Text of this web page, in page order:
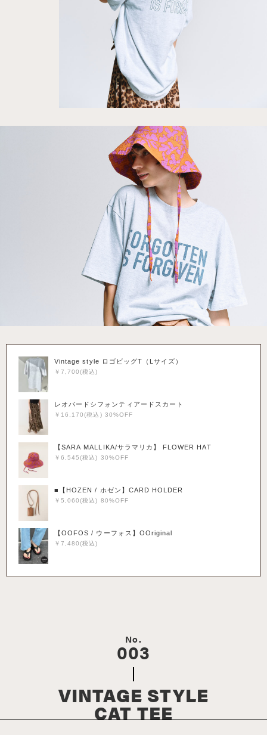
Vintage style ロゴビッグT（Lサイズ）
￥7,700(税込)
レオパードシフォンティアードスカート
￥16,170(税込) 30%OFF
【SARA MALLIKA/サラマリカ】 FLOWER HAT
￥6,545(税込) 30%OFF
■【HOZEN / ホゼン】CARD HOLDER
￥5,060(税込) 80%OFF
【OOFOS / ウーフォス】OOriginal
￥7,480(税込)
No.
003
VINTAGE STYLE
CAT TEE